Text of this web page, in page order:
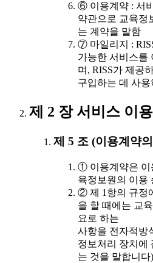
⑥ 이용계약 : 서
약관으로 교육정
는 계약을 말함
⑦ 마일리지 :
가능한 서비스를
며, RISS가 제공
구입하는 데 사
제 2 장 서비스 이
제 5 조 (이용계약
① 이용계약은 이
육정보원의 이용
② 제 1항의 규정
을 할 때에는 교
요로 하는
사항을 전자적방
정보처리 장치에
는 것을 말합니다)